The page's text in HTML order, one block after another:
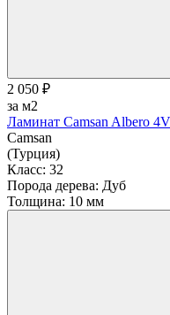
2 050 ₽
за м2
Ламинат Camsan Albero
Camsan
(Турция)
Класс: 32
Порода дерева: Дуб
Толщина: 10 мм